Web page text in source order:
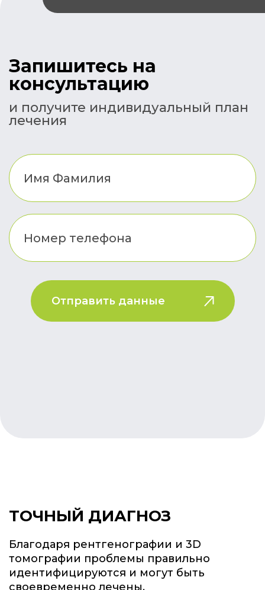
Запишитесь на
консультацию
и получите индивидуальный план
лечения
Отправить данные
ТОЧНЫЙ ДИАГНОЗ
Благодаря рентгенографии и 3D
томографии проблемы правильно
идентифицируются и могут быть
своевременно лечены.